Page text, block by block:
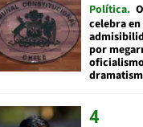
Política
celebra
por